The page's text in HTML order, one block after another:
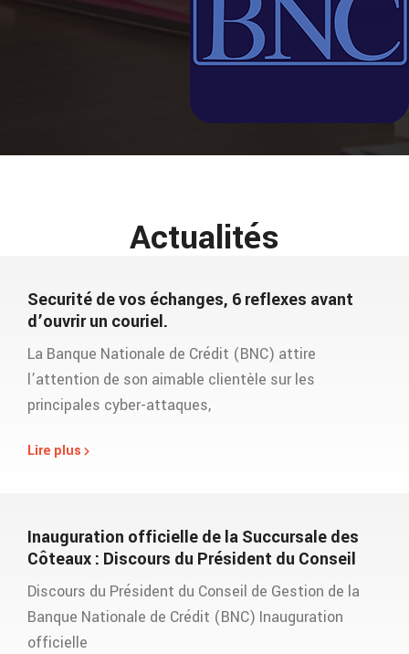
Actualités
Securité de vos échanges, 6 reflexes avant
d’ouvrir un couriel.
La Banque Nationale de Crédit (BNC) attire
l’attention de son aimable clientèle sur les
principales cyber-attaques,
Lire plus
Inauguration officielle de la Succursale des
Côteaux : Discours du Président du Conseil
Discours du Président du Conseil de Gestion de la
Banque Nationale de Crédit (BNC) Inauguration
officielle